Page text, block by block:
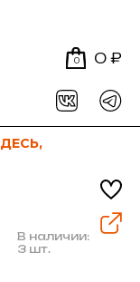
0 0 ₽
В наличии:
3 шт.